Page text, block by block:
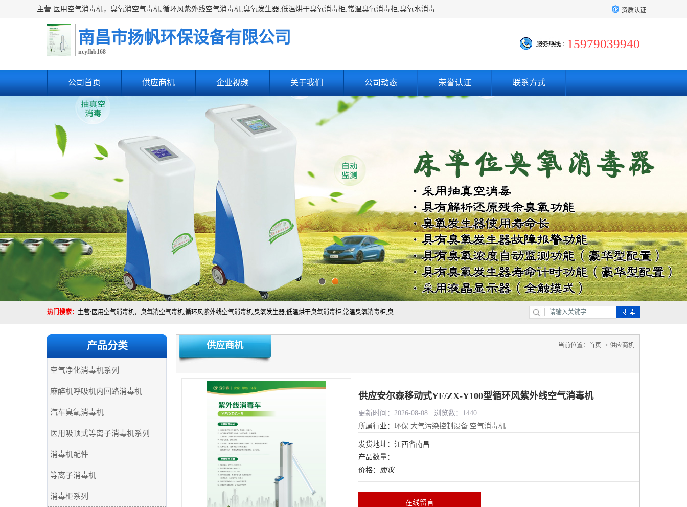
主营:医用空气消毒机，臭氧消空气毒机,循环风紫外线空气消毒机,臭氧发生器,低温烘干臭氧消毒柜,常温臭氧消毒柜,臭氧水消毒机,管道容器臭氧消毒机,内置式臭氧消毒机,外置式臭氧消毒机,床单位臭氧消毒器。医用工作服灭菌柜，医用拖鞋消毒柜,麻醉机内管路消毒机，呼吸机回路消毒机 资质认证
南昌市扬帆环保设备有限公司
ncyfhb168
15979039940
公司首页 供应商机 企业视频 关于我们 公司动态 荣誉认证 联系方式
热门搜索： 主营:医用空气消毒机，臭氧消空气毒机,循环风紫外线空气消毒机,臭氧发生器,低温烘干臭氧消毒柜,常温臭氧消毒柜,臭氧水消毒机,管道容器臭氧消毒机,内置式臭氧消毒机,外置式臭氧消毒机,床单位臭氧消毒器。医用工作服灭菌柜，医用拖鞋消毒柜,麻醉机内管路消毒机，呼吸机回路消毒机
产品分类
空气净化消毒机系列
麻醉机呼吸机内回路消毒机
汽车臭氧消毒机
医用吸顶式等离子消毒机系列
消毒机配件
等离子消毒机
消毒柜系列
供应商机 当前位置： 首页 -> 供应商机
供应安尔森移动式YF/ZX-Y100型循环风紫外线空气消毒机
更新时间：2026-08-08 浏览数：1440
所属行业： 环保 大气污染控制设备 空气消毒机
发货地址：江西省南昌
产品数量：
价格： 面议
在线留言